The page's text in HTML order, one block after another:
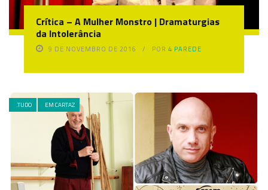
Crítica – A Mulher Monstro | Dramaturgias
da Intolerância
9 DE NOVEMBRO DE 2016 POR4 PAREDE
.TUDO EM CARTAZ